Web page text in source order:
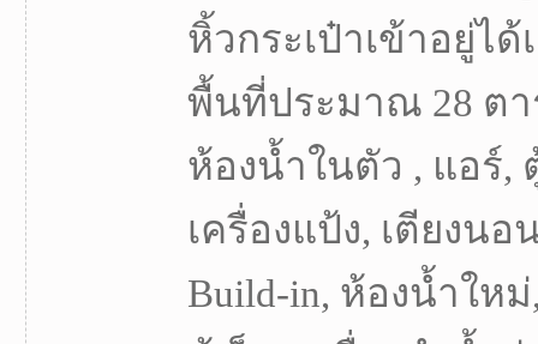
หิ้วกระเป๋าเข้าอยู่ได้
พื้นที่ประมาณ 28 ตา
ห้องน้ำในตัว , แอร์,
เครื่องแป้ง, เตียงน
Build-in, ห้องน้ำให